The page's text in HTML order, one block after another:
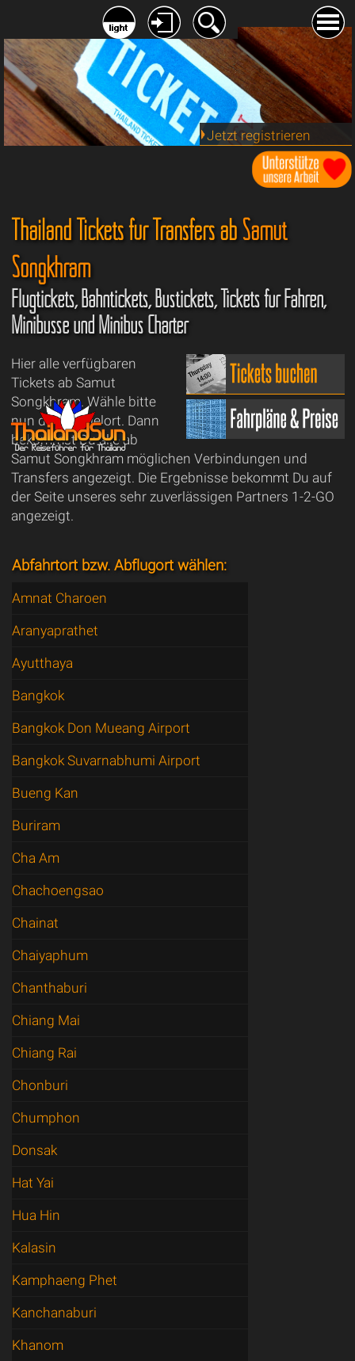
Jetzt registrieren
Thailand Tickets für Transfers abSamut
Songkhram
Flugtickets, Bahntickets, Bustickets, Tickets für Fähren,
Minibusse und Minibus Charter
Hier alle verfügbaren
Tickets ab Samut
Songkhram. Wähle bitte
nun deinen Zielort. Dann
bekommst Du alle ab
Samut Songkhram möglichen Verbindungen und
Transfers angezeigt. Die Ergebnisse bekommt Du auf
der Seite unseres sehr zuverlässigen Partners 1-2-GO
angezeigt.
Abfahrtort bzw. Abflugort wählen:
Amnat Charoen
Aranyaprathet
Ayutthaya
Bangkok
Bangkok Don Mueang Airport
Bangkok Suvarnabhumi Airport
Bueng Kan
Buriram
Cha Am
Chachoengsao
Chainat
Chaiyaphum
Chanthaburi
Chiang Mai
Chiang Rai
Chonburi
Chumphon
Donsak
Hat Yai
Hua Hin
Kalasin
Kamphaeng Phet
Kanchanaburi
Khanom